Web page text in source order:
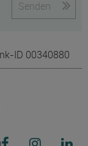
Senden
ID 00340880